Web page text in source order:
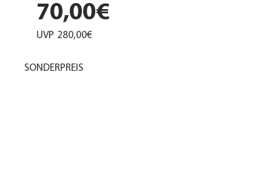
70,00€
UVP 280,00€
SONDERPREIS